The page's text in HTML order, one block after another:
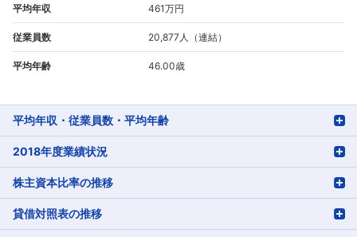
平均年収 461万円
従業員数 20,877人（連結）
平均年齢 46.00歳
平均年収・従業員数・平均年齢
2018年度業績状況
株主資本比率の推移
貸借対照表の推移